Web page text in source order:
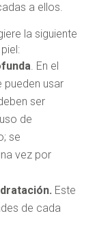
a ellos.
la siguiente
. En el
pueden usar
ser
de
se
vez por
Este
de cada